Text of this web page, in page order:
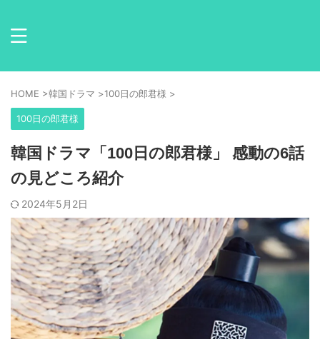
HOME >韓国ドラマ >100日の郎君様 >
100日の郎君様
韓国ドラマ「100日の郎君様」 感動の6話
の見どころ紹介
2024年5月2日